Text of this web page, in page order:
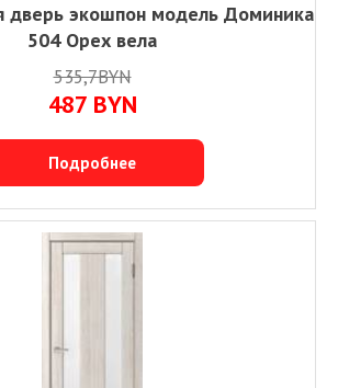
дверь экошпон модель Доминика
504 Орех вела
535,7BYN
487 BYN
Подробнее